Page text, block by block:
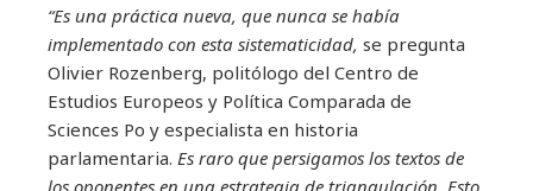
“Es una práctica nueva, que nunca se había
implementado con esta sistematicidad, se pregunta
Olivier Rozenberg, politólogo del Centro de
Estudios Europeos y Política Comparada de
Sciences Po y especialista en historia
parlamentaria. Es raro que persigamos los textos de
los oponentes en una estrategia de triangulación. Esto